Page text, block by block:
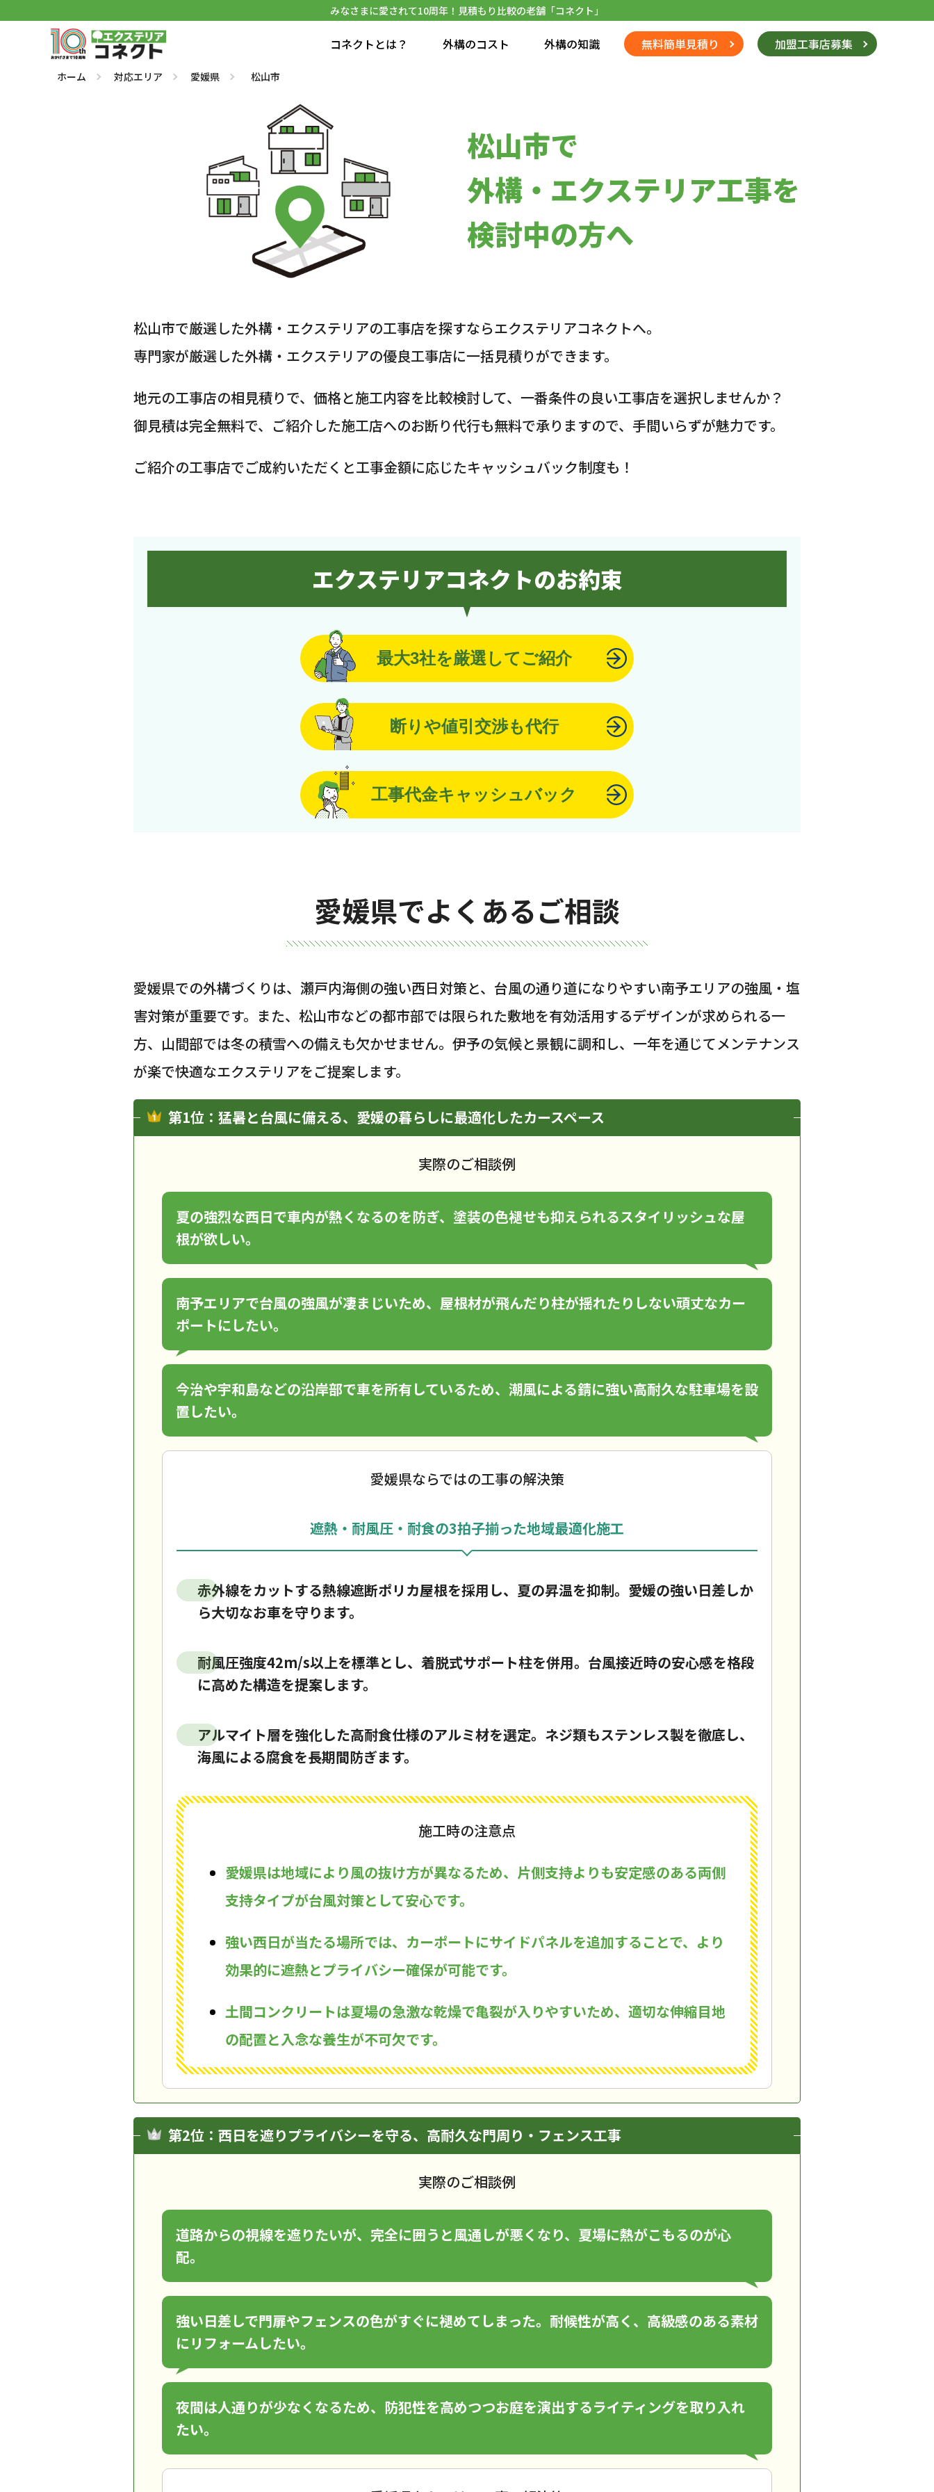
みなさまに愛されて10周年！見積もり比較の老舗「コネクト」
コネクトとは？ 外構のコスト 外構の知識 無料簡単見積り 加盟工事店募集
ホーム 対応エリア 愛媛県 松山市
松山市で
外構・エクステリア工事を
検討中の方へ
松山市で厳選した外構・エクステリアの工事店を探すならエクステリアコネクトへ。
専門家が厳選した外構・エクステリアの優良工事店に一括見積りができます。
地元の工事店の相見積りで、価格と施工内容を比較検討して、一番条件の良い工事店を選択しませんか？
御見積は完全無料で、ご紹介した施工店へのお断り代行も無料で承りますので、手間いらずが魅力です。
ご紹介の工事店でご成約いただくと工事金額に応じたキャッシュバック制度も！
エクステリアコネクトのお約束
最大3社を厳選してご紹介
断りや値引交渉も代行
工事代金キャッシュバック
愛媛県でよくあるご相談
愛媛県での外構づくりは、瀬戸内海側の強い西日対策と、台風の通り道になりやすい南予エリアの強風・塩
害対策が重要です。また、松山市などの都市部では限られた敷地を有効活用するデザインが求められる一
方、山間部では冬の積雪への備えも欠かせません。伊予の気候と景観に調和し、一年を通じてメンテナンス
が楽で快適なエクステリアをご提案します。
第1位：猛暑と台風に備える、愛媛の暮らしに最適化したカースペース
実際のご相談例
夏の強烈な西日で車内が熱くなるのを防ぎ、塗装の色褪せも抑えられるスタイリッシュな屋
根が欲しい。
南予エリアで台風の強風が凄まじいため、屋根材が飛んだり柱が揺れたりしない頑丈なカー
ポートにしたい。
今治や宇和島などの沿岸部で車を所有しているため、潮風による錆に強い高耐久な駐車場を設
置したい。
愛媛県ならではの工事の解決策
遮熱・耐風圧・耐食の3拍子揃った地域最適化施工
赤外線をカットする熱線遮断ポリカ屋根を採用し、夏の昇温を抑制。愛媛の強い日差しか
ら大切なお車を守ります。
耐風圧強度42m/s以上を標準とし、着脱式サポート柱を併用。台風接近時の安心感を格段
に高めた構造を提案します。
アルマイト層を強化した高耐食仕様のアルミ材を選定。ネジ類もステンレス製を徹底し、
海風による腐食を長期間防ぎます。
施工時の注意点
愛媛県は地域により風の抜け方が異なるため、片側支持よりも安定感のある両側
支持タイプが台風対策として安心です。
強い西日が当たる場所では、カーポートにサイドパネルを追加することで、より
効果的に遮熱とプライバシー確保が可能です。
土間コンクリートは夏場の急激な乾燥で亀裂が入りやすいため、適切な伸縮目地
の配置と入念な養生が不可欠です。
第2位：西日を遮りプライバシーを守る、高耐久な門周り・フェンス工事
実際のご相談例
道路からの視線を遮りたいが、完全に囲うと風通しが悪くなり、夏場に熱がこもるのが心
配。
強い日差しで門扉やフェンスの色がすぐに褪めてしまった。耐候性が高く、高級感のある素材
にリフォームしたい。
夜間は人通りが少なくなるため、防犯性を高めつつお庭を演出するライティングを取り入れ
たい。